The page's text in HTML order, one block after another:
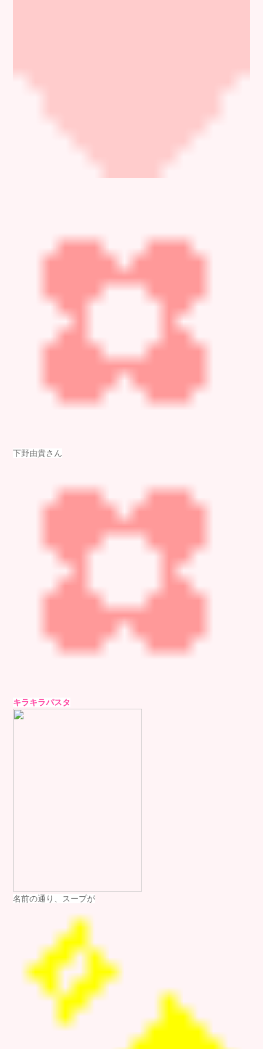
下野由貴さん
キラキラパスタ
名前の通り、スープが